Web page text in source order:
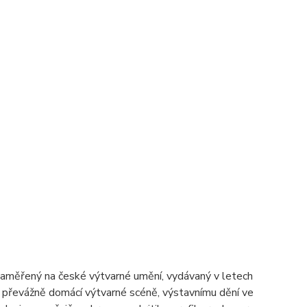
na české výtvarné umění, vydávaný v letech
domácí výtvarné scéně, výstavnímu dění ve